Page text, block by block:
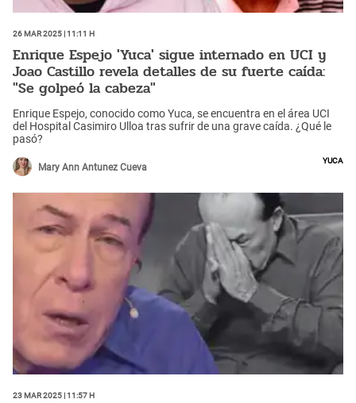
26 Mar 2025 | 11:11 h
Enrique Espejo 'Yuca' sigue internado en UCI y
Joao Castillo revela detalles de su fuerte caída:
"Se golpeó la cabeza"
Enrique Espejo, conocido como Yuca, se encuentra en el área UCI
del Hospital Casimiro Ulloa tras sufrir de una grave caída. ¿Qué le
pasó?
Mary Ann Antunez Cueva
Yuca
23 Mar 2025 | 11:57 h